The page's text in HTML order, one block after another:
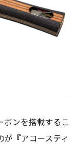
ボンを搭載するこ
が『アコースティ